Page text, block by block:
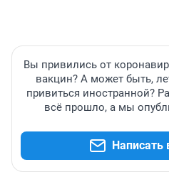
Вы привились от
вакцин? А может быть,
привиться иностранной?
всё прошло, а мы